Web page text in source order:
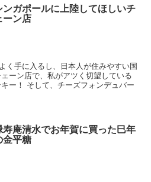
ンガポールに上陸してほしいチ
ーン店
く手に入るし、日本人が住みやすい国
ーン店で、私がアツく切望している
ー！ そして、チーズフォンデュバー
寿庵清水でお年賀に買った巳年
金平糖